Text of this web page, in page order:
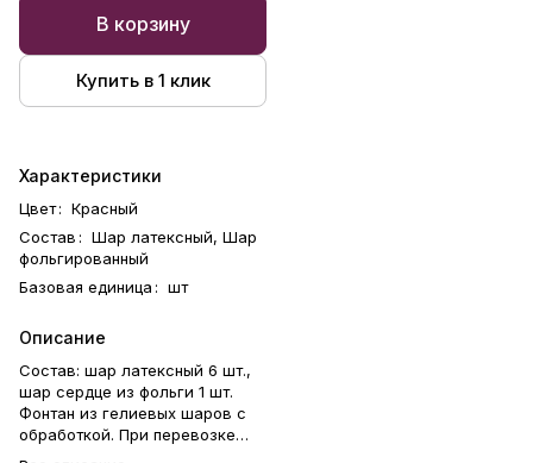
В корзину
Купить в 1 клик
Характеристики
Цвет: Красный
Состав: Шар латексный, Шар
фольгированный
Базовая единица: шт
Описание
Состав: шар латексный 6 шт.,
шар сердце из фольги 1 шт.
Фонтан из гелиевых шаров с
обработкой. При перевозке